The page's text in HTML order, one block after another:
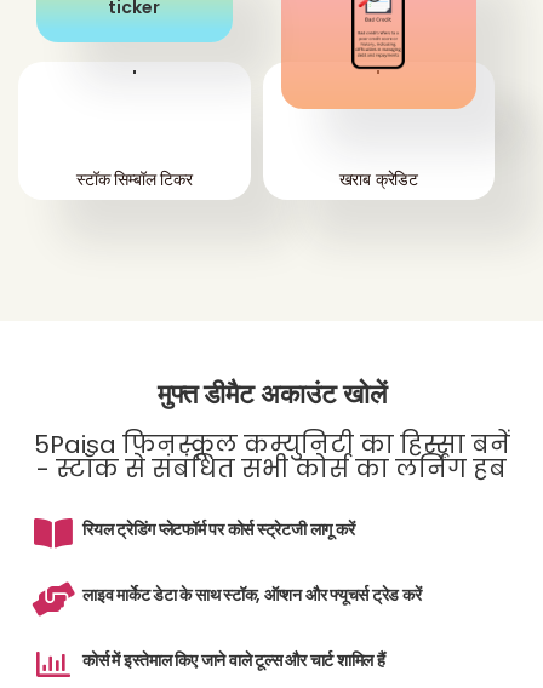
'
स्टॉक सिम्बॉल टिकर
'
खराब क्रेडिट
मुफ्त डीमैट अकाउंट खोलें
5Paisa फिनस्कूल कम्युनिटी का हिस्सा बनें
- स्टॉक से संबंधित सभी कोर्स का लर्निंग हब
रियल ट्रेडिंग प्लेटफॉर्म पर कोर्स स्ट्रेटजी लागू करें
लाइव मार्केट डेटा के साथ स्टॉक, ऑप्शन और फ्यूचर्स ट्रेड करें
कोर्स में इस्तेमाल किए जाने वाले टूल्स और चार्ट शामिल हैं